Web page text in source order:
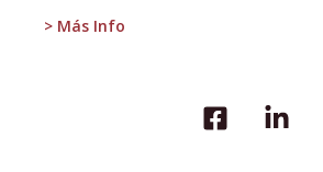
> Más Info